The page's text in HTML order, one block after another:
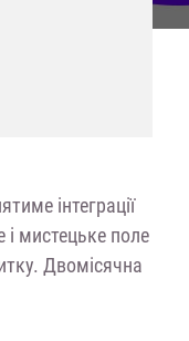
інтеграції
і мистецьке поле
Двомісячна